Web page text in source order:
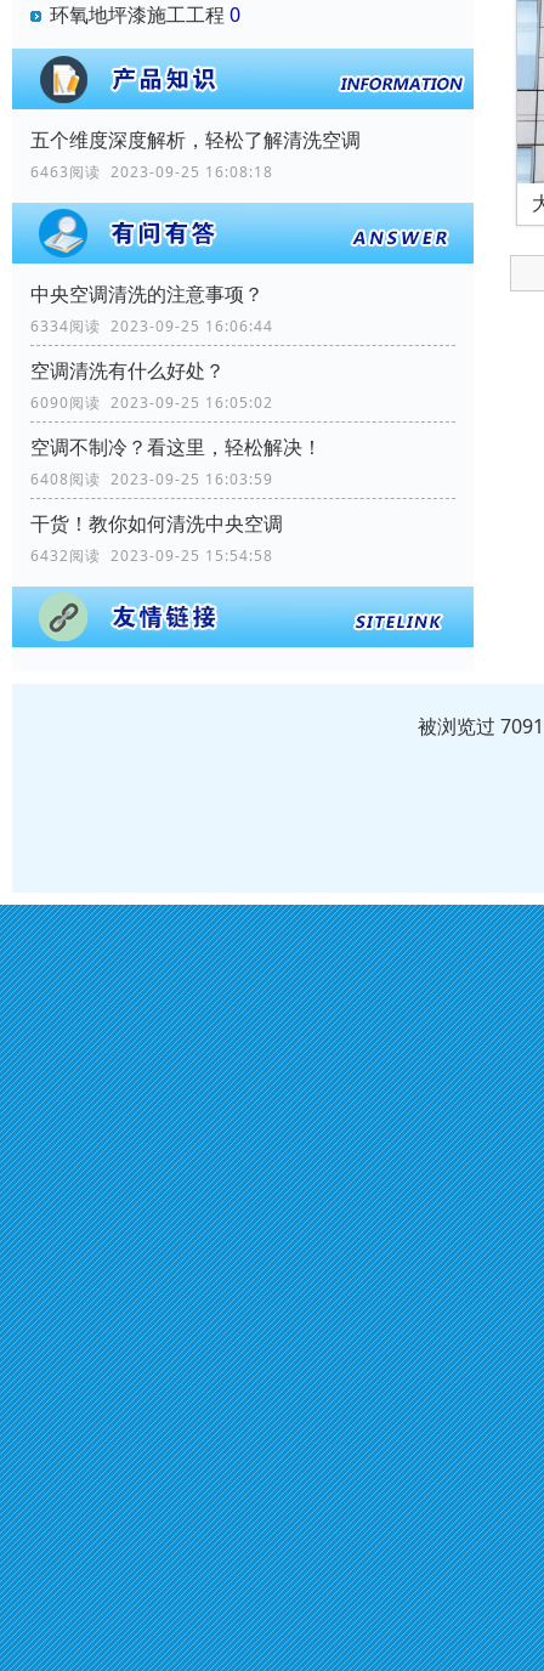
环氧地坪漆施工工程 0
五个维度深度解析，轻松了解清洗空调
6463阅读 2023-09-25 16:08:18
中央空调清洗的注意事项？
6334阅读 2023-09-25 16:06:44
空调清洗有什么好处？
6090阅读 2023-09-25 16:05:02
空调不制冷？看这里，轻松解决！
6408阅读 2023-09-25 16:03:59
干货！教你如何清洗中央空调
6432阅读 2023-09-25 15:54:58
被浏览过